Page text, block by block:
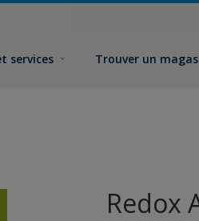
services Trouver un
Redox